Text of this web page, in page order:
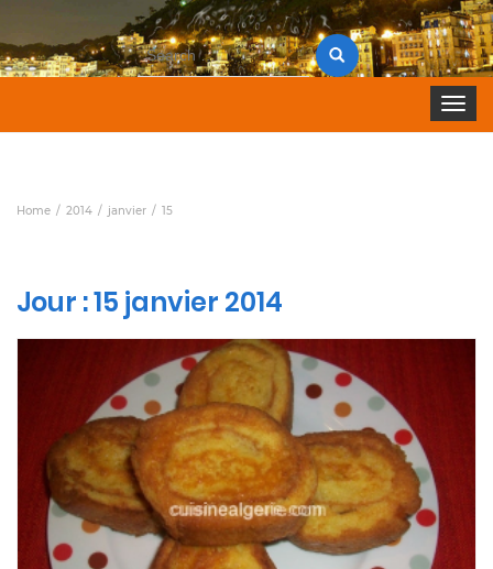
Search
for:
Toggle
Home 2014 janvier 15
Jour :15 janvier 2014